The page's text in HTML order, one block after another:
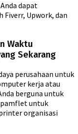
dapat
Upwork, dan
Waktu
Sekarang
perusahaan untuk
kerja atau
berguna untuk
pamflet untuk
organisasi